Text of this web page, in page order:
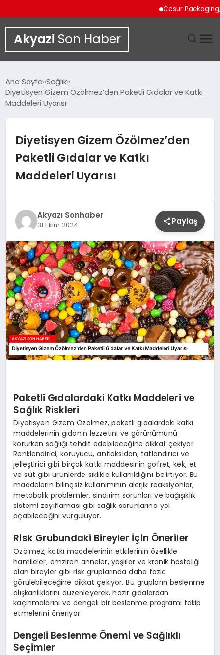
Cesur Packaging,
Akyazi Son Haber
SIYASET
EKONOMI
SPOR
YAŞAM
Ana Sayfa Sağlık
Diyetisyen Gizem Özölmez’den Paketli Gıdalar ve Katkı
Maddeleri Uyarısı
Diyetisyen Gizem Özölmez’den
Paketli Gıdalar ve Katkı
Maddeleri Uyarısı
Akyazı Sonhaber
31 Ekim 2024 Paylaş
Paketli Gıdalardaki Katkı Maddeleri ve
Sağlık Riskleri
Diyetisyen Gizem Özölmez, paketli gıdalardaki katkı
maddelerinin gıdanın lezzetini ve görünümünü
korurken sağlığı tehdit edebileceğine dikkat çekiyor.
Renklendirici, koruyucu, antioksidan, tatlandırıcı ve
jelleştirici gibi birçok katkı maddesinin gofret, kek, et
ve süt gibi ürünlerde sıklıkla kullanıldığını belirtiyor. Bu
maddelerin bilinçsiz kullanımının alerjik reaksiyonlar,
metabolik problemler, sindirim sorunları ve bağışıklık
sistemi zayıflaması gibi sağlık sorunlarına yol
açabileceğini vurguluyor.
Risk Grubundaki Bireyler İçin Öneriler
Özölmez, katkı maddelerinin etkilerinin özellikle
hamileler, emziren anneler, yaşlılar ve kronik hastalığı
olan bireyler gibi risk gruplarında daha fazla
görülebileceğine dikkat çekiyor. Bu grupların beslenme
alışkanlıklarını düzenleyerek, hazır gıdalardan
kaçınmalarını ve dengeli bir beslenme programı takip
etmelerini öneriyor.
Dengeli Beslenme Önemi ve Sağlıklı
Seçimler